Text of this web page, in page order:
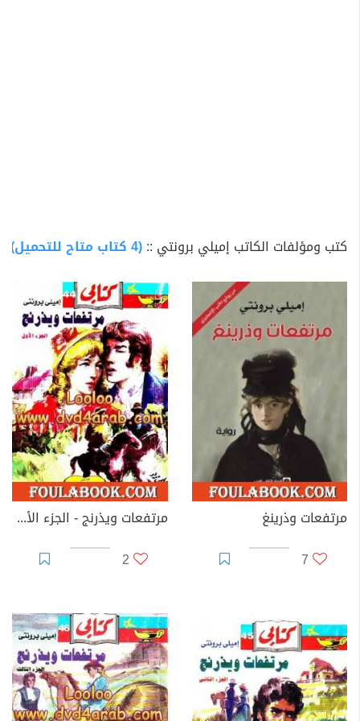
كتب ومؤلفات الكاتب إميلي برونتي ::(4 كتاب متاح للتحميل)
مرتفعات وذرينغ
7
مرتفعات ويذرنج - الجزء الأول
2